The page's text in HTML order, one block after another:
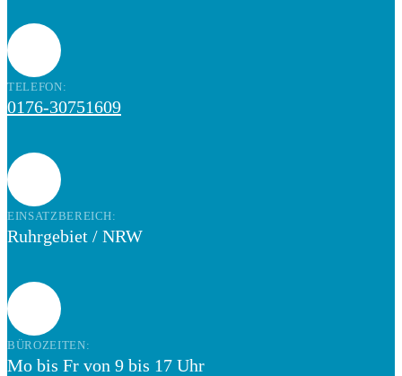
TELEFON:
0176-30751609
EINSATZBEREICH:
Ruhrgebiet / NRW
BÜROZEITEN:
Mo bis Fr von 9 bis 17 Uhr